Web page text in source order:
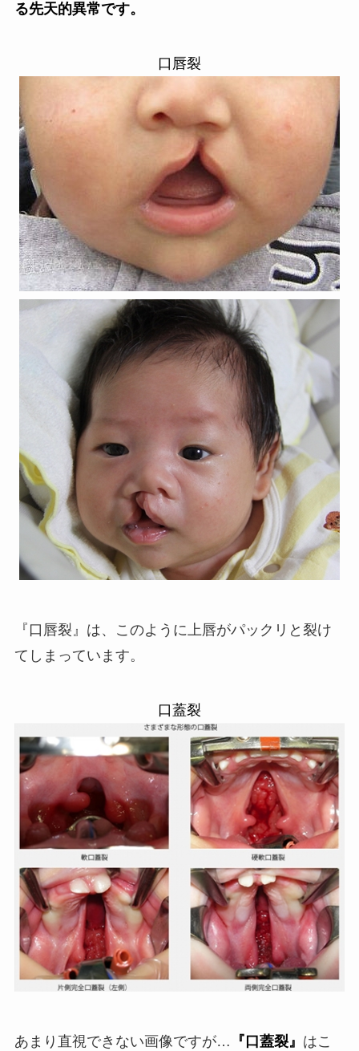
る先天的異常です。
口唇裂
『口唇裂』は、このように上唇がパックリと裂け
てしまっています。
口蓋裂
あまり直視できない画像ですが… 『口蓋裂』 はこ